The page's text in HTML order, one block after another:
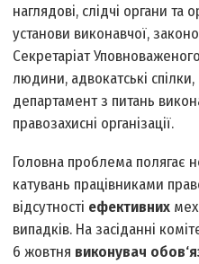
наглядові, слідчі органи та
установи виконавчої,
Секретаріат
людини, адвокатські
департамент з питань
правозахисні організації.
Головна проблема полягає
катувань працівниками
відсутності ефективних
випадків. На засіданні
6 жовтня виконувач